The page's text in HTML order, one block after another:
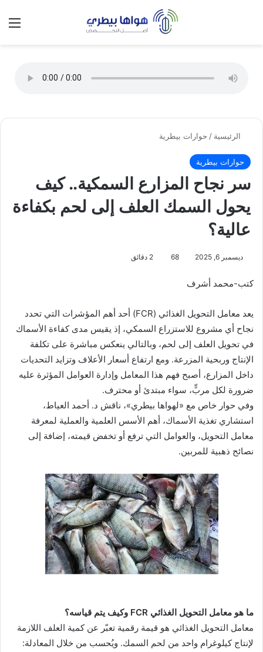
الوضع
الرئيسية / حوارات بيطرية
حوارات بيطرية
سر نجاح المزارع السمكية.. كيف
يحول السمك العلف إلى لحم بكفاءة
عالية؟
ديسمبر 6, 2025 68
كتب-محمد أشرف
يعد معامل التحويل الغذائي (FCR) أحد أهم المؤشرات التي تحدد
نجاح أي مشروع للاستزراع السمكي، إذ يقيس مدى كفاءة الأسماك
في تحويل العلف إلى لحم، وبالتالي ينعكس مباشرة على تكلفة
الإنتاج وربحية المزرعة. ومع ارتفاع أسعار الأعلاف وتزايد التحديات
داخل المزارع، أصبح فهم هذا المعامل وإدارة العوامل المؤثرة عليه
ضرورة لكل مربٍّ، سواء مبتدئ أو محترف.
وفي حوار خاص مع «لهواها بيطري»، ناقش د. أحمد العياط،
استشاري تغذية الأسماك، أهم الأسس العلمية والعملية لمعرفة
معامل التحويل، والعوامل التي ترفع أو تخفض قيمته، إضافة إلى
نصائح ذهبية للمربين.
ما هو معامل التحويل الغذائي FCR وكيف يتم قياسه؟
معامل التحويل الغذائي هو قيمة رقمية تعبّر عن كمية العلف اللازمة
لإنتاج كيلوغرام واحد من لحم السمك. ويُحسب من خلال المعادلة: